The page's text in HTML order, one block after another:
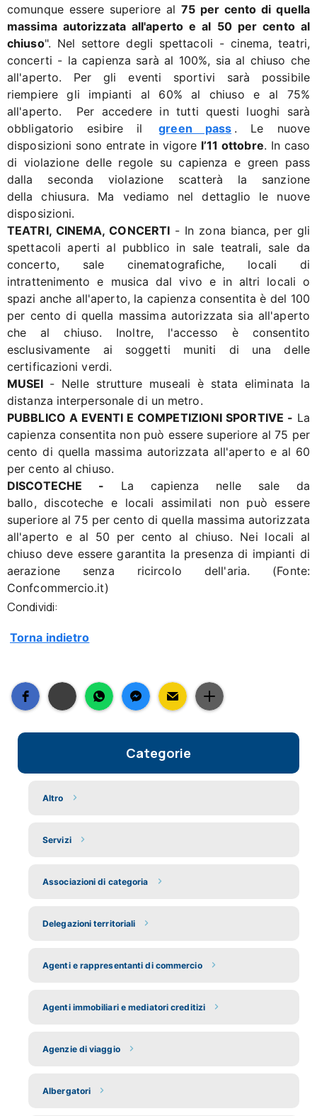
comunque essere superiore al 75 per cento di quella
massima autorizzata all'aperto e al 50 per cento al
chiuso". Nel settore degli spettacoli - cinema, teatri,
concerti - la capienza sarà al 100%, sia al chiuso che
all'aperto. Per gli eventi sportivi sarà possibile
riempiere gli impianti al 60% al chiuso e al 75%
all'aperto. Per accedere in tutti questi luoghi sarà
obbligatorio esibire il
green pass . Le nuove
disposizioni sono entrate in vigore l’11 ottobre. In caso
di violazione delle regole su capienza e green pass
dalla seconda violazione scatterà la sanzione
della chiusura. Ma vediamo nel dettaglio le nuove
disposizioni.
TEATRI, CINEMA, CONCERTI - In zona bianca, per gli
spettacoli aperti al pubblico in sale teatrali, sale da
concerto, sale cinematografiche, locali di
intrattenimento e musica dal vivo e in altri locali o
spazi anche all'aperto, la capienza consentita è del 100
per cento di quella massima autorizzata sia all'aperto
che al chiuso. Inoltre, l'accesso è consentito
esclusivamente ai soggetti muniti di una delle
certificazioni verdi.
MUSEI - Nelle strutture museali è stata eliminata la
distanza interpersonale di un metro.
PUBBLICO A EVENTI E COMPETIZIONI SPORTIVE - La
capienza consentita non può essere superiore al 75 per
cento di quella massima autorizzata all'aperto e al 60
per cento al chiuso.
DISCOTECHE - La capienza nelle sale da
ballo, discoteche e locali assimilati non può essere
superiore al 75 per cento di quella massima autorizzata
all'aperto e al 50 per cento al chiuso. Nei locali al
chiuso deve essere garantita la presenza di impianti di
aerazione senza ricircolo dell'aria. (Fonte:
Confcommercio.it)
Condividi:
Torna indietro
Categorie
Altro
Servizi
Associazioni di categoria
Delegazioni territoriali
Agenti e rappresentanti di commercio
Agenti immobiliari e mediatori creditizi
Agenzie di viaggio
Albergatori